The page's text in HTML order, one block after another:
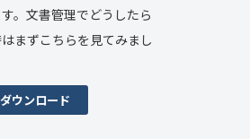
。文書管理でどうしたら
まずこちらを見てみまし
ウンロード